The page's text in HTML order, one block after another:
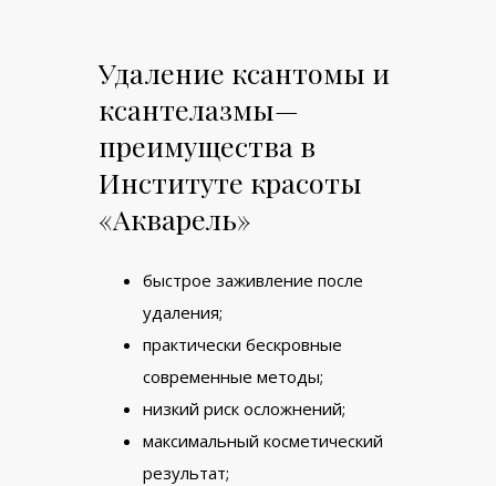
Удаление ксантомы и
ксантелазмы—
преимущества в
Институте красоты
«Акварель»
быстрое заживление после
удаления;
практически бескровные
современные методы;
низкий риск осложнений;
максимальный косметический
результат;